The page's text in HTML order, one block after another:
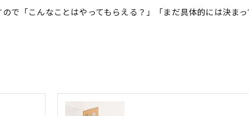
で「こんなことはやってもらえる？」「まだ具体的には決ま